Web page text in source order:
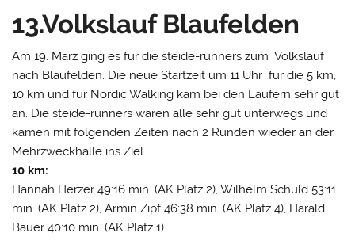
13.Volkslauf Blaufelden
Am 19. März ging es für die steide-runners zum Volkslauf
nach Blaufelden. Die neue Startzeit um 11 Uhr für die 5 km,
10 km und für Nordic Walking kam bei den Läufern sehr gut
an. Die steide-runners waren alle sehr gut unterwegs und
kamen mit folgenden Zeiten nach 2 Runden wieder an der
Mehrzweckhalle ins Ziel.
10 km:
Hannah Herzer 49:16 min. (AK Platz 2), Wilhelm Schuld 53:11
min. (AK Platz 2), Armin Zipf 46:38 min. (AK Platz 4), Harald
Bauer 40:10 min. (AK Platz 1).